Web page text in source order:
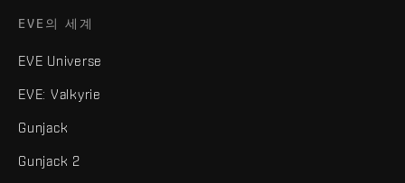
EVE의 세계
EVE Universe
EVE: Valkyrie
Gunjack
Gunjack 2